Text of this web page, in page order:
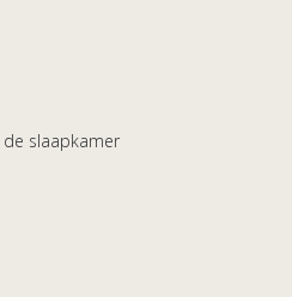
slaapkamer